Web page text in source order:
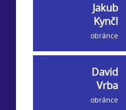
Jakub
Kynčl
obránce
David
Vrba
obránce